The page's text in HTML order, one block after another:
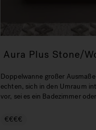
Aura Plus Stone/
Doppelwanne großer
echten, sich in den Umraum
vor, sei es ein Badezimmer
€€€€